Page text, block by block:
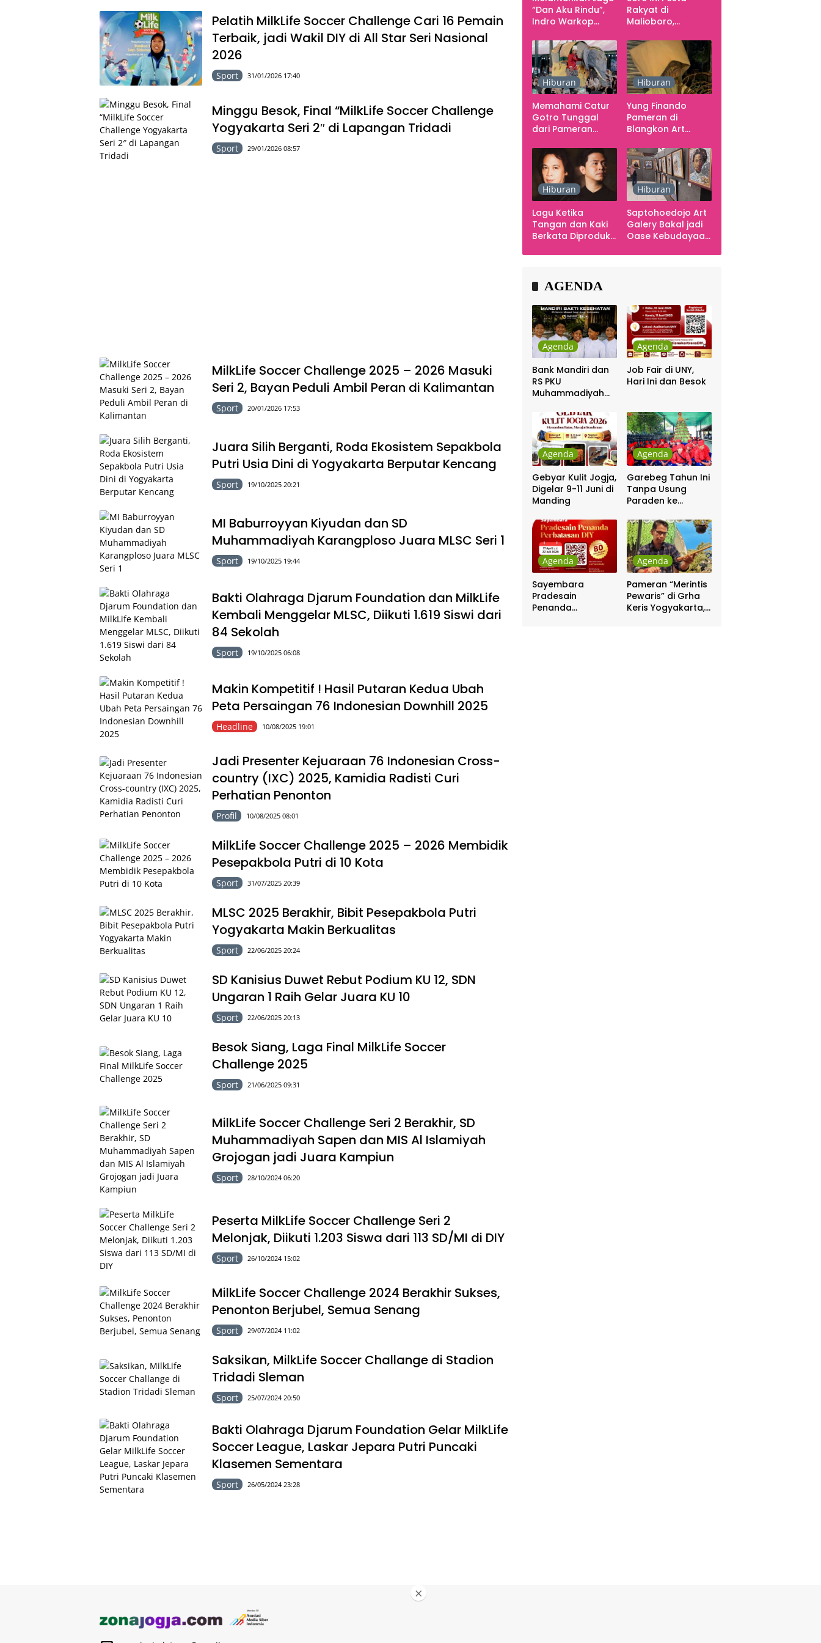
Pelatih MilkLife Soccer Challenge Cari 16 Pemain
Terbaik, jadi Wakil DIY di All Star Seri Nasional
2026
Sport 31/01/2026 17:40
Minggu Besok, Final “MilkLife Soccer Challenge
Yogyakarta Seri 2″ di Lapangan Tridadi
Sport 29/01/2026 08:57
MilkLife Soccer Challenge 2025 – 2026 Masuki
Seri 2, Bayan Peduli Ambil Peran di Kalimantan
Sport 20/01/2026 17:53
Juara Silih Berganti, Roda Ekosistem Sepakbola
Putri Usia Dini di Yogyakarta Berputar Kencang
Sport 19/10/2025 20:21
MI Baburroyyan Kiyudan dan SD
Muhammadiyah Karangploso Juara MLSC Seri 1
Sport 19/10/2025 19:44
Bakti Olahraga Djarum Foundation dan MilkLife
Kembali Menggelar MLSC, Diikuti 1.619 Siswi dari
84 Sekolah
Sport 19/10/2025 06:08
Makin Kompetitif ! Hasil Putaran Kedua Ubah
Peta Persaingan 76 Indonesian Downhill 2025
Headline 10/08/2025 19:01
Jadi Presenter Kejuaraan 76 Indonesian Cross-
country (IXC) 2025, Kamidia Radisti Curi
Perhatian Penonton
Profil 10/08/2025 08:01
MilkLife Soccer Challenge 2025 – 2026 Membidik
Pesepakbola Putri di 10 Kota
Sport 31/07/2025 20:39
MLSC 2025 Berakhir, Bibit Pesepakbola Putri
Yogyakarta Makin Berkualitas
Sport 22/06/2025 20:24
SD Kanisius Duwet Rebut Podium KU 12, SDN
Ungaran 1 Raih Gelar Juara KU 10
Sport 22/06/2025 20:13
Besok Siang, Laga Final MilkLife Soccer
Challenge 2025
Sport 21/06/2025 09:31
MilkLife Soccer Challenge Seri 2 Berakhir, SD
Muhammadiyah Sapen dan MIS Al Islamiyah
Grojogan jadi Juara Kampiun
Sport 28/10/2024 06:20
Peserta MilkLife Soccer Challenge Seri 2
Melonjak, Diikuti 1.203 Siswa dari 113 SD/MI di DIY
Sport 26/10/2024 15:02
MilkLife Soccer Challenge 2024 Berakhir Sukses,
Penonton Berjubel, Semua Senang
Sport 29/07/2024 11:02
Saksikan, MilkLife Soccer Challange di Stadion
Tridadi Sleman
Sport 25/07/2024 20:50
Bakti Olahraga Djarum Foundation Gelar MilkLife
Soccer League, Laskar Jepara Putri Puncaki
Klasemen Sementara
Sport 26/05/2024 23:28
“Dan Aku Rindu”,
Indro Warkop
Rakyat di
Malioboro,
Angkringan Gratis
Hiburan
Memahami Catur
Gotro Tunggal
dari Pameran
Smarabawana
Hiburan
Yung Finando
Pameran di
Blangkon Art
Ingatan dan Emosi
Hiburan
Lagu Ketika
Tangan dan Kaki
Berkata Diproduksi
Hiburan
Saptohoedojo Art
Galery Bakal jadi
Oase Kebudayaan
AGENDA
Agenda
Bank Mandiri dan
RS PKU
Muhammadiyah
Gratis
Agenda
Job Fair di UNY,
Hari Ini dan Besok
Agenda
Gebyar Kulit Jogja,
Digelar 9-11 Juni di
Manding
Agenda
Garebeg Tahun Ini
Tanpa Usung
Paraden ke
Pakualaman
Agenda
Sayembara
Pradesain
Penanda
Agenda
Pameran “Merintis
Pewaris” di Grha
Keris Yogyakarta,
×